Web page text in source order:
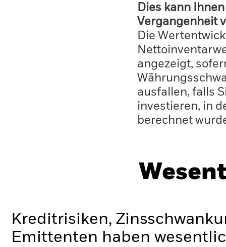
Dies kann
Vergangenheit
Die
angezeigt,
ausfallen, falls
investieren, in
berechnet
Kreditrisiken,
Emittenten haben